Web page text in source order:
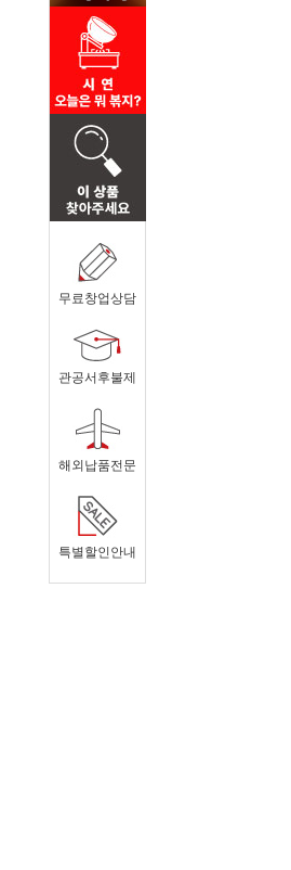
무료창업상담
관공서후불제
해외납품전문
특별할인안내